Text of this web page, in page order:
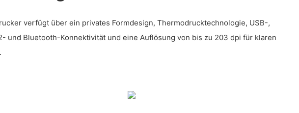
verfügt über ein privates Formdesign, Thermodrucktechnologie, USB-,
und Bluetooth-Konnektivität und eine Auflösung von bis zu 203 dpi für klaren